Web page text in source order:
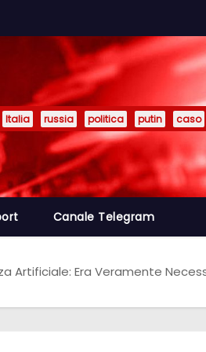
Italia russia politica putin caso
Canale Telegram
Artificiale: Era Veramente